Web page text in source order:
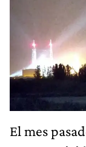
El mes